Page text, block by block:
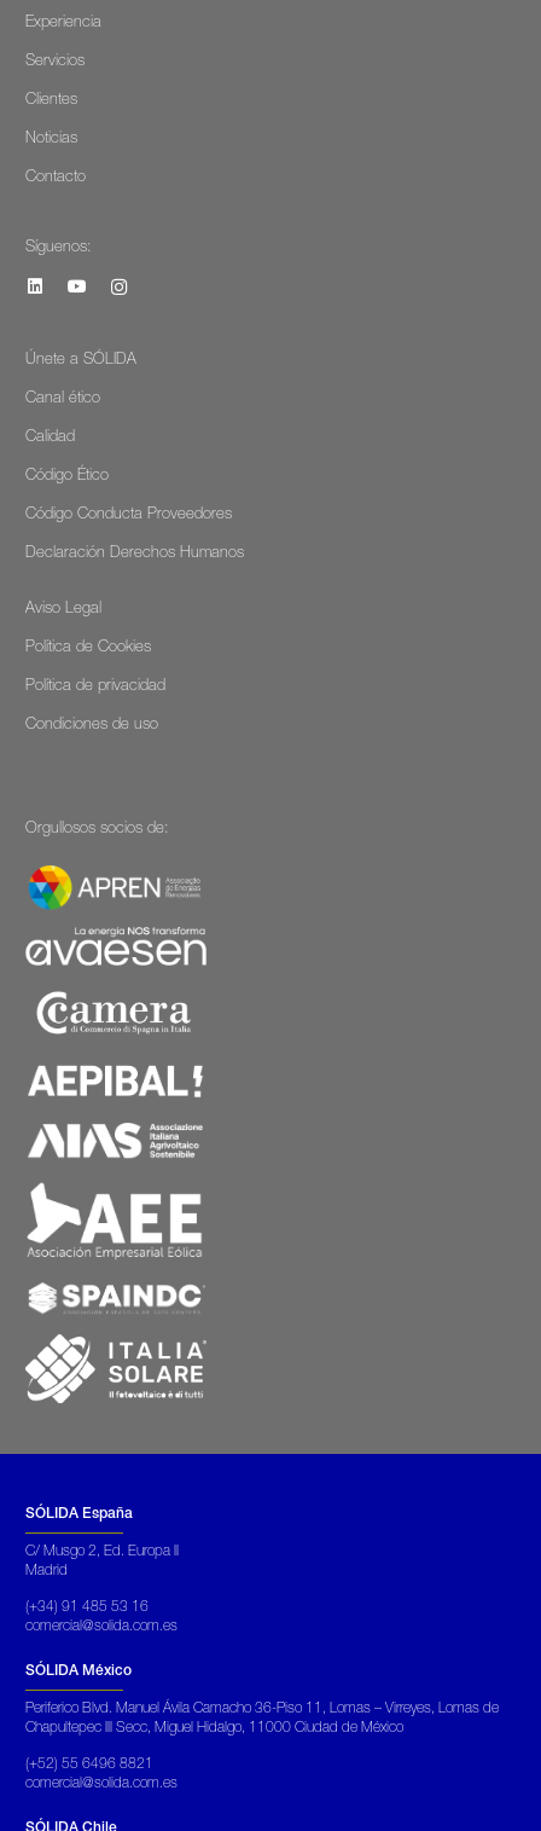
Experiencia
Servicios
Clientes
Noticias
Contacto
Síguenos:
Únete a SÓLIDA
Canal ético
Calidad
Código Ético
Código Conducta Proveedores
Declaración Derechos Humanos
Aviso Legal
Política de Cookies
Política de privacidad
Condiciones de uso
Orgullosos socios de:
SÓLIDA España
C/ Musgo 2, Ed. Europa II
Madrid
(+34) 91 485 53 16
comercial@solida.com.es
SÓLIDA México
Periferico Blvd. Manuel Ávila Camacho 36-Piso 11, Lomas – Virreyes, Lomas de
Chapultepec III Secc, Miguel Hidalgo, 11000 Ciudad de México
(+52) 55 6496 8821
comercial@solida.com.es